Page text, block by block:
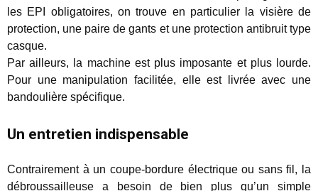
les EPI obligatoires, on trouve en particulier la visière de
protection, une paire de gants et une protection antibruit type
casque.
Par ailleurs, la machine est plus imposante et plus lourde.
Pour une manipulation facilitée, elle est livrée avec une
bandoulière spécifique.
Un entretien indispensable
Contrairement à un coupe-bordure électrique ou sans fil, la
débroussailleuse a besoin de bien plus qu’un simple